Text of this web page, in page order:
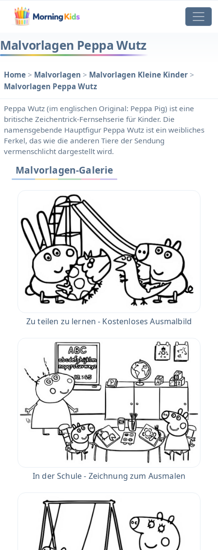
Malvorlagen Peppa Wutz
Home > Malvorlagen > Malvorlagen Kleine Kinder >
Malvorlagen Peppa Wutz
Peppa Wutz (im englischen Original: Peppa Pig) ist eine
britische Zeichentrick-Fernsehserie für Kinder. Die
namensgebende Hauptfigur Peppa Wutz ist ein weibliches
Ferkel, das wie die anderen Tiere der Sendung
vermenschlicht dargestellt wird.
Malvorlagen-Galerie
Zu teilen zu lernen - Kostenloses Ausmalbild
In der Schule - Zeichnung zum Ausmalen